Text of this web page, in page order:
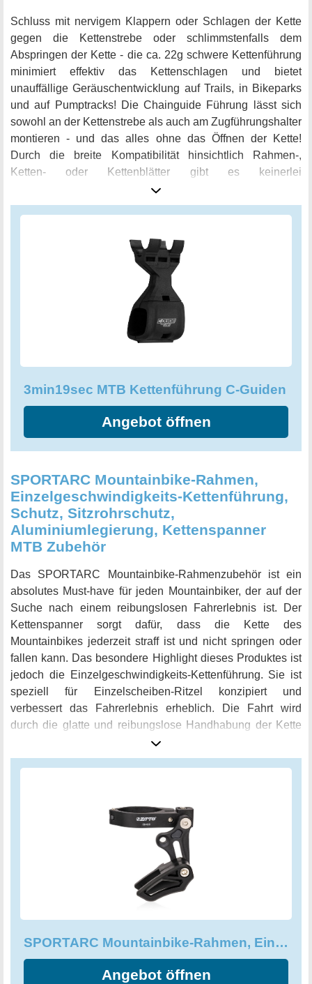
Schluss mit nervigem Klappern oder Schlagen der Kette
gegen die Kettenstrebe oder schlimmstenfalls dem
Abspringen der Kette - die ca. 22g schwere Kettenführung
minimiert effektiv das Kettenschlagen und bietet
unauffällige Geräuschentwicklung auf Trails, in Bikeparks
und auf Pumptracks! Die Chainguide Führung lässt sich
sowohl an der Kettenstrebe als auch am Zugführungshalter
montieren - und das alles ohne das Öffnen der Kette!
Durch die breite Kompatibilität hinsichtlich Rahmen-,
Ketten- oder Kettenblätter gibt es keinerlei
Einschränkungen in der Verwendung. Kürzlich überarbeitet
und verbessert, ist diese Kettenführung ein Muss für alle,
besser machen möchten. Probier es aus und erlebe ein
verbessertes Fahrerlebnis mit der 3min19sec MTB
3min19sec MTB Kettenführung C-Guiden
Angebot öffnen
SPORTARC Mountainbike-Rahmen,
Einzelgeschwindigkeits-Kettenführung,
Schutz, Sitzrohrschutz,
Aluminiumlegierung, Kettenspanner
MTB Zubehör
Das SPORTARC Mountainbike-Rahmenzubehör ist ein
absolutes Must-have für jeden Mountainbiker, der auf der
Suche nach einem reibungslosen Fahrerlebnis ist. Der
Kettenspanner sorgt dafür, dass die Kette des
Mountainbikes jederzeit straff ist und nicht springen oder
fallen kann. Das besondere Highlight dieses Produktes ist
jedoch die Einzelgeschwindigkeits-Kettenführung. Sie ist
speziell für Einzelscheiben-Ritzel konzipiert und
verbessert das Fahrerlebnis erheblich. Die Fahrt wird
durch die glatte und reibungslose Handhabung der Kette
deutlich verbessert. Ein weiterer Vorteil dieser
Kettenführung ist der Schutz der Ketten, um ein plötzliches
und sich auf ein verbessertes Fahrerlebnis freuen. Zudem
enthält der Lieferumfang des SPORTARC Mountainbike-
Rahmenzubehörs 4 Unterlegscheiben und einen
Rahmenschutz, um Ihren Rahmen vor möglichen Kratzern
und Beschädigungen zu schützen. Bestellen Sie jetzt das
SPORTARC Mountainbike-Rahmenzubehör und erleben
SPORTARC Mountainbike-Rahmen, Einzelgeschwindigkeits-Kettenführung
Angebot öffnen